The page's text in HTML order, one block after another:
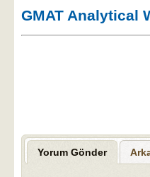
GMAT Analytical
Yorum Gönder